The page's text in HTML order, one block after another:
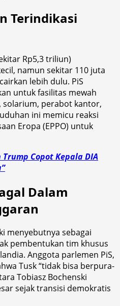
Terindikasi
Rp5,3 triliun)
namun sekitar 110 juta
lebih dulu. PiS
untuk fasilitas mewah
solarium, perabot kantor,
ini memicu reaksi
Eropa (EPPO) untuk
Copot Kepala DIA
Dalam
menyebutnya sebagai
pembentukan tim khusus
Anggota parlemen PiS,
Tusk “tidak bisa berpura-
Tobiasz Bochenski
sejak transisi demokratis